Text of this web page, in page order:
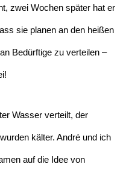
zwei Wochen später hat er
sie planen an den heißen
Bedürftige zu verteilen –
Wasser verteilt, der
kälter. André und ich
auf die Idee von